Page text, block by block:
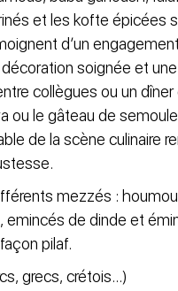
et les kofte épicées
d’un
soignée et
collègues ou un dîner
le gâteau de semoule
de la scène culinaire
mezzés :
de dinde et
pilaf.
grecs, crétois...)